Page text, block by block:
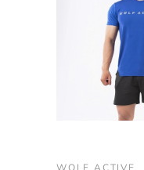
- Thiết kế
dụng nhỏ
WOLF ACTIVE